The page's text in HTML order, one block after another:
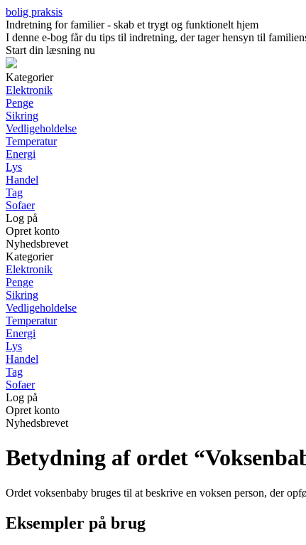
bolig praksis
Indretning for familier - skab et trygt og funktionelt hjem
I denne e-bog får du tips til indretning, der tager hensyn til
Start din læsning nu
Kategorier
Elektronik
Penge
Sikring
Vedligeholdelse
Temperatur
Energi
Lys
Handel
Tag
Sofaer
Log på
Opret konto
Nyhedsbrevet
Kategorier
Elektronik
Penge
Sikring
Vedligeholdelse
Temperatur
Energi
Lys
Handel
Tag
Sofaer
Log på
Opret konto
Nyhedsbrevet
Betydning af ordet
Ordet voksenbaby bruges til at beskrive en voksen person, der
Eksempler på brug